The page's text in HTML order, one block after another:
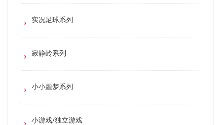
实况足球系列
寂静岭系列
小小噩梦系列
小游戏/独立游戏